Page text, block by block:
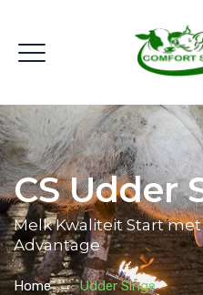
CS Udder
Melk Kwaliteit Start
Advantage
Home→Udder Singe